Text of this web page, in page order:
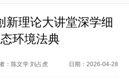
新理论大讲堂深学细
环境法典
： 陈文学 刘占虎 日期： 2026-04-28